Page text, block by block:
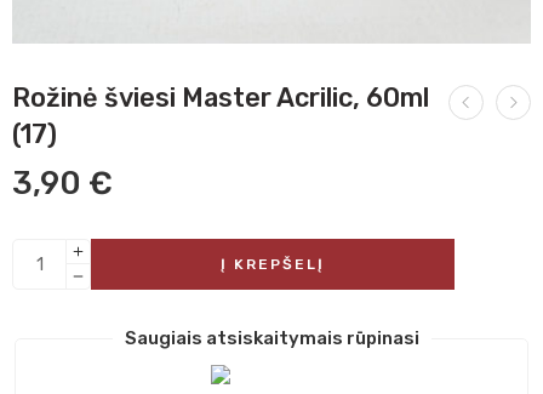
Rožinė šviesi Master Acrilic, 60ml
(17)
3,90 €
Į KREPŠELĮ
Saugiais atsiskaitymais rūpinasi